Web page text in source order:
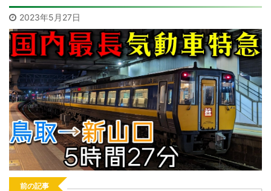
2023年5月27日
前の記事